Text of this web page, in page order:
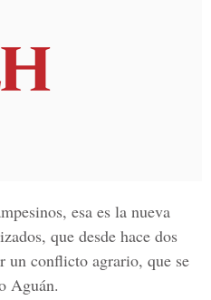
esa es la nueva
, que desde hace dos
un conflicto agrario, que se
Aguán.